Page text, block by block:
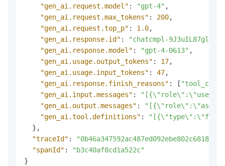
"gen_ai.request.model" : "gpt-4" ,
"gen_ai.request.max_tokens" : 200,
"gen_ai.request.top_p" : 1.0,
"gen_ai.response.id" :
"chatcmpl-
"gen_ai.response.model" : "gpt-4-0613" ,
"gen_ai.usage.output_tokens" : 17,
"gen_ai.usage.input_tokens" : 47,
"gen_ai.response.finish_reasons" : [
"gen_ai.input.messages" :
"gen_ai.output.messages" :
"gen_ai.tool.definitions" :
} ,
"traceId" : "0b46a347592ac487ed092ebe802c6818"
"spanId" :
"b3c40af8cd1a522c"
}